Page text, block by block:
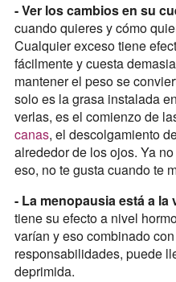
- Ver los cambios en su
cuando quieres y cómo
Cualquier exceso tiene
fácilmente y cuesta
mantener el peso se
solo es la grasa instalada
verlas, es el comienzo de
canas, el descolgamiento
alrededor de los ojos. Ya
eso, no te gusta cuando te
- La menopausia está a la
tiene su efecto a nivel
varían y eso combinado
responsabilidades, puede
deprimida.